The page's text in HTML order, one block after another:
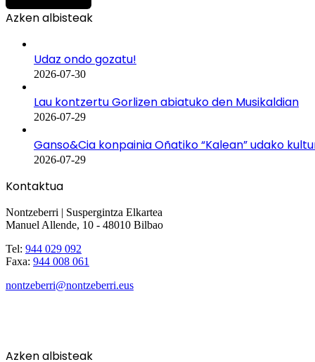
Azken albisteak
Udaz ondo gozatu!
2026-07-30
Lau kontzertu Gorlizen abiatuko den Musikaldian
2026-07-29
Ganso&Cia konpainia Oñatiko “Kalean” udako
2026-07-29
Kontaktua
Nontzeberri | Suspergintza Elkartea
Manuel Allende, 10 - 48010 Bilbao
Tel: 944 029 092
Faxa: 944 008 061
nontzeberri@nontzeberri.eus
Azken albisteak